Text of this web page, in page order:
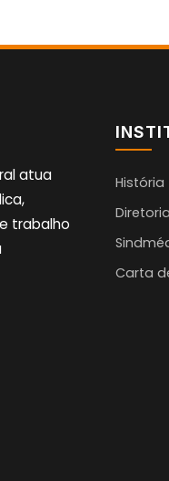
atua
trabalho
História
Carta